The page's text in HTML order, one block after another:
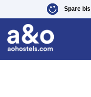
Spare